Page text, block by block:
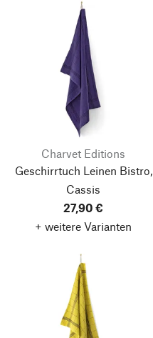
Charvet Editions
Geschirrtuch Leinen Bistro,
Cassis
27,90 €
+ weitere Varianten